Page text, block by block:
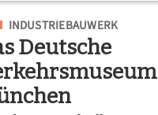
unter
INDUSTRIEBAUWERK
Deutsche